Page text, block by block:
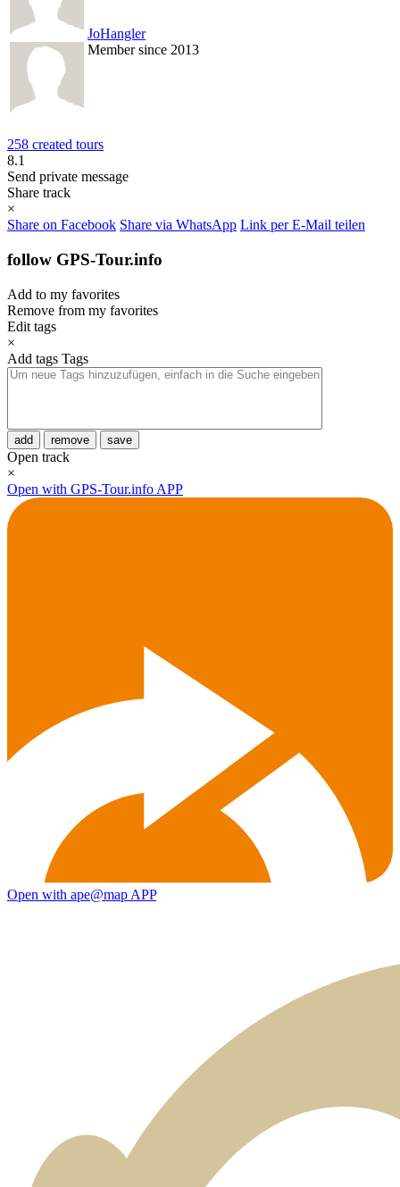
JoHangler
Member since 2013
258 created tours
8.1
Send private message
Share track
×
Share on Facebook Share via WhatsApp Link per E-Mail teilen
follow GPS-Tour.info
Add to my favorites
Remove from my favorites
Edit tags
×
Add tags Tags
add remove save
Open track
×
Open with GPS-Tour.info APP
Open with ape@map APP